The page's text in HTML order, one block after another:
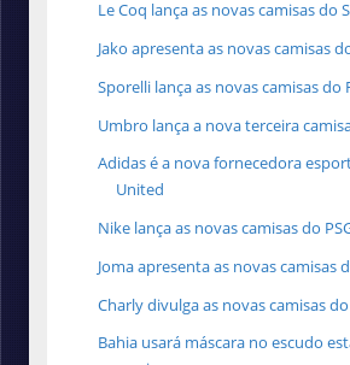
Le Coq lança as novas camisas do
Jako apresenta as novas camisas
Sporelli lança as novas camisas do
Umbro lança a nova terceira
Adidas é a nova fornecedora
United
Nike lança as novas camisas do
Joma apresenta as novas camisas
Charly divulga as novas camisas
Bahia usará máscara no escudo